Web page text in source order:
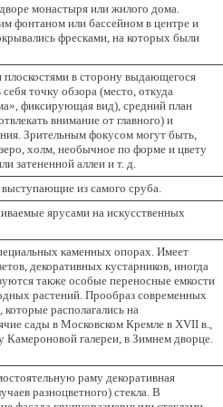
монастыря или жилого дома.
фонтаном или бассейном в центре и
фресками, на которых были
в сторону выдающегося
точку обзора (место, откуда
фиксирующая вид), средний план
внимание от главного) и
Зрительным фокусом могут быть,
холм, необычное по форме и цвету
затененной аллеи и т. д.
из самого сруба.
ярусами на искусственных
каменных опорах. Имеет
декоративных кустарников, иногда
также особые переносные емкости
растений. Прообраз современных
располагались на
сады в Московском Кремле в XVII в.,
Камероновой галереи, в Зимнем дворце.
раму декоративная
разноцветного) стекла. В